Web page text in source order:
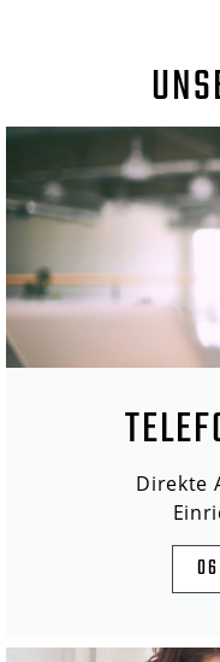
Direkte